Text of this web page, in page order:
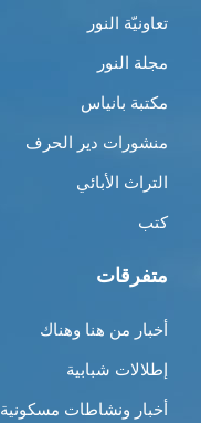
تعاونيّة النور
مجلة النور
مكتبة بانياس
منشورات دير الحرف
التراث الأبائي
كتب
متفرقات
أخبار من هنا وهناك
إطلالات شبابية
أخبار ونشاطات مسكونية